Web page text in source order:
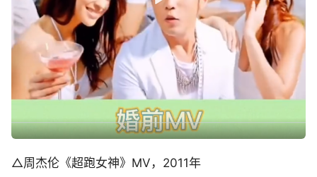
△周杰伦《超跑女神》MV，2011年